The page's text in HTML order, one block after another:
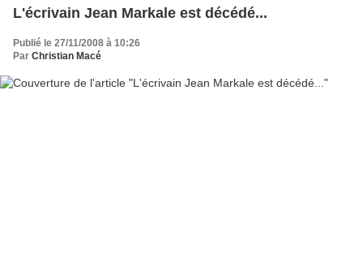
L'écrivain Jean Markale est décédé...
Publié le 27/11/2008 à 10:26
Par Christian Macé